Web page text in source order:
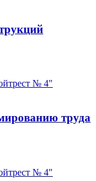
№ 4"
труда
№ 4"